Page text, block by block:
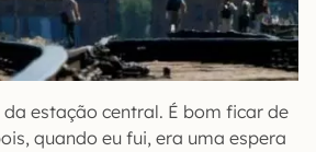
da estação central. É bom ficar de
quando eu fui, era uma espera